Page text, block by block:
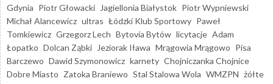
Gdynia Piotr Głowacki Jagiellonia Białystok Piotr Wypniewski
Michał Alancewicz ultras Łódzki Klub Sportowy Paweł
Tomkiewicz Grzegorz Lech Bytovia Bytów licytacje Adam
Łopatko Dolcan Ząbki Jeziorak Iława Mrągowia Mrągowo Pisa
Barczewo Dawid Szymonowicz karnety Chojniczanka Chojnice
Dobre Miasto Zatoka Braniewo Stal Stalowa Wola WMZPN żółte